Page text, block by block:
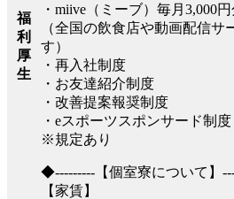
福
利
厚
生
・miive（ミーブ）毎月3,000
（全国の飲食店や動画配信サ
す）
・再入社制度
・お友達紹介制度
・改善提案報奨制度
・eスポーツスポンサード制度
※規定あり
◆---------【個室寮について】
【家賃】